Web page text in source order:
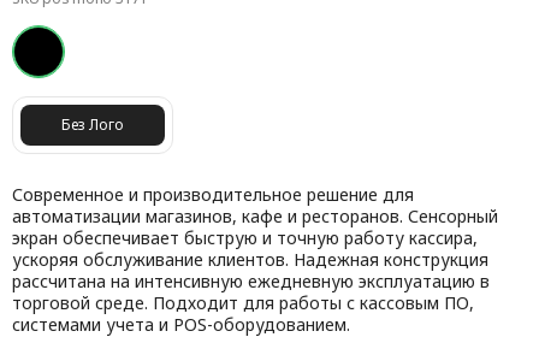
Без Лого
Современное и производительное решение для
автоматизации магазинов, кафе и ресторанов. Сенсорный
экран обеспечивает быструю и точную работу кассира,
ускоряя обслуживание клиентов. Надежная конструкция
рассчитана на интенсивную ежедневную эксплуатацию в
торговой среде. Подходит для работы с кассовым ПО,
системами учета и POS-оборудованием.